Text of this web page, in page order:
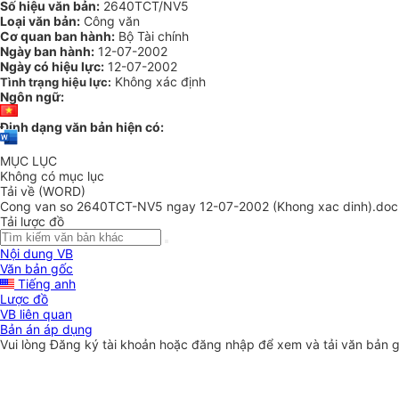
Số hiệu văn bản: 2640TCT/NV5
Loại văn bản: Công văn
Cơ quan ban hành: Bộ Tài chính
Ngày ban hành: 12-07-2002
Ngày có hiệu lực: 12-07-2002
Tình trạng hiệu lực: Không xác định
Ngôn ngữ:
Định dạng văn bản hiện có:
MỤC LỤC
Không có mục lục
Tải về (WORD)
Cong van so 2640TCT-NV5 ngay 12-07-2002 (Khong xac dinh).doc
Tải lược đồ
Nội dung VB
Văn bản gốc
Tiếng anh
Lược đồ
VB liên quan
Bản án áp dụng
Vui lòngĐăng ký tài khoản hoặc đăng nhập để xem và tải văn bản